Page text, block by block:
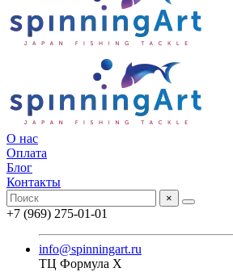
О нас
Оплата
Блог
Контакты
×
+7 (969) 275-01-01
info@spinningart.ru
ТЦ Формула X